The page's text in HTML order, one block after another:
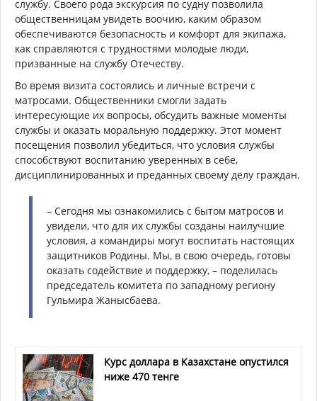
службу. Своего рода экскурсия по судну позволила
общественницам увидеть воочию, каким образом
обеспечиваются безопасность и комфорт для экипажа,
как справляются с трудностями молодые люди,
призванные на службу Отечеству.
Во время визита состоялись и личные встречи с
матросами. Общественники смогли задать
интересующие их вопросы, обсудить важные моменты
службы и оказать моральную поддержку. Этот момент
посещения позволил убедиться, что условия службы
способствуют воспитанию уверенных в себе,
дисциплинированных и преданных своему делу граждан.
– Сегодня мы ознакомились с бытом матросов и
увидели, что для их службы созданы наилучшие
условия, а командиры могут воспитать настоящих
защитников Родины. Мы, в свою очередь, готовы
оказать содействие и поддержку, – поделилась
председатель комитета по западному региону
Гульмира Жанысбаева.
Курс доллара в Казахстане опустился
ниже 470 тенге